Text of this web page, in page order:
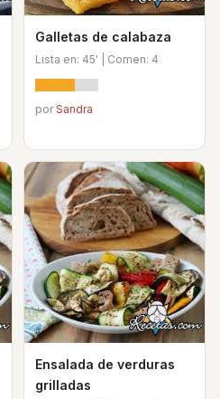
Galletas de calabaza
Lista en: 45' | Comen: 4
porSandra
Ensalada de verduras
grilladas